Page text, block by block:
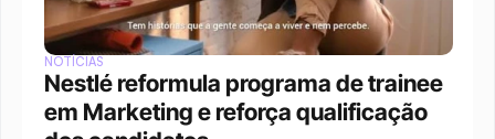
NOTÍCIAS
Nestlé reformula programa de trainee
em Marketing e reforça qualificação